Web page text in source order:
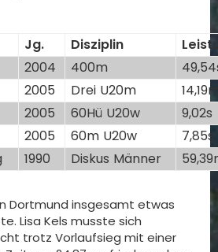
Jg. Disziplin
2004 400m
2005 Drei U20m
2005 60Hü U20w
9,02s
2005 60m U20w
7,85s
1990 Diskus Männer
Dortmund insgesamt etwas
Lisa Kels musste sich
trotz Vorlaufsieg mit einer